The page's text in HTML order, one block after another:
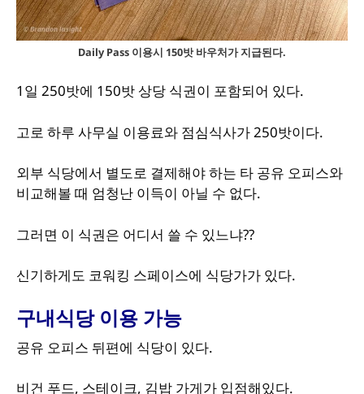
Daily Pass 이용시 150밧 바우처가 지급된다.
1일 250밧에 150밧 상당 식권이 포함되어 있다.
고로 하루 사무실 이용료와 점심식사가 250밧이다.
외부 식당에서 별도로 결제해야 하는 타 공유 오피스와
비교해볼 때 엄청난 이득이 아닐 수 없다.
그러면 이 식권은 어디서 쓸 수 있느냐??
신기하게도 코워킹 스페이스에 식당가가 있다.
구내식당 이용 가능
공유 오피스 뒤편에 식당이 있다.
비건 푸드, 스테이크, 김밥 가게가 입점해있다.